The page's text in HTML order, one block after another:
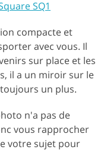
SQ1
compacte et
avec vous. Il
sur place et les
il a un miroir sur le
un plus.
n'a pas de
vous rapprocher
votre sujet pour